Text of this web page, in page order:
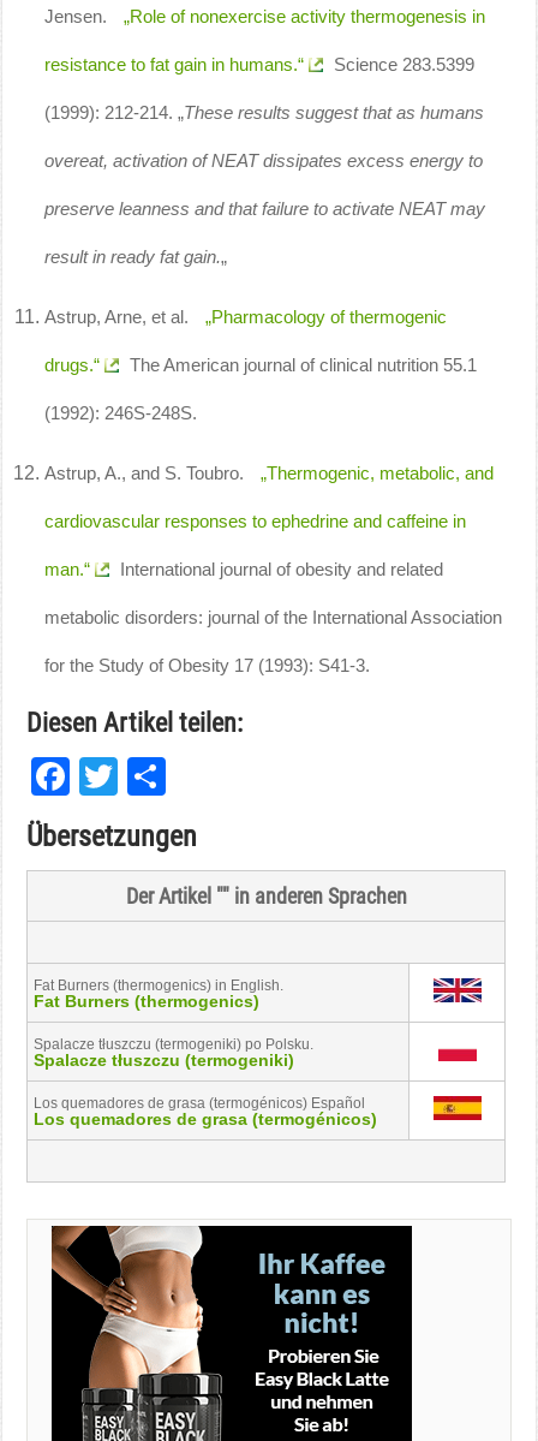
Jensen. „Role of nonexercise activity thermogenesis in
resistance to fat gain in humans.“ Science 283.5399
(1999): 212-214. „These results suggest that as humans
overeat, activation of NEAT dissipates excess energy to
preserve leanness and that failure to activate NEAT may
result in ready fat gain.„
Astrup, Arne, et al. „Pharmacology of thermogenic
drugs.“ The American journal of clinical nutrition 55.1
(1992): 246S-248S.
Astrup, A., and S. Toubro. „Thermogenic, metabolic, and
cardiovascular responses to ephedrine and caffeine in
man.“ International journal of obesity and related
metabolic disorders: journal of the International Association
for the Study of Obesity 17 (1993): S41-3.
Diesen Artikel teilen:
Facebook
Twitter
Übersetzungen
Der Artikel "" in anderen Sprachen
Fat Burners (thermogenics) in English.
Fat Burners (thermogenics)
Spalacze tłuszczu (termogeniki) po Polsku.
Spalacze tłuszczu (termogeniki)
Los quemadores de grasa (termogénicos) Español
Los quemadores de grasa (termogénicos)